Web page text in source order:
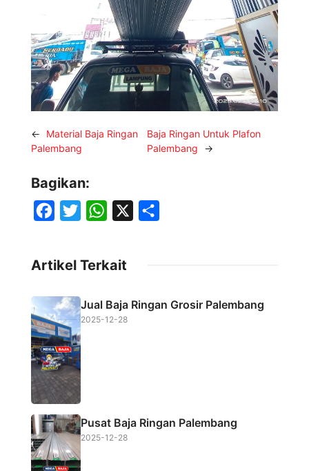
←
Material Baja Ringan
Palembang
Baja Ringan Untuk Plafon
Palembang
→
Bagikan:
e
b
o
o
k
t
e
W
t
A
Artikel Terkait
Jual Baja Ringan Grosir Palembang
2025-12-28
Pusat Baja Ringan Palembang
2025-12-28